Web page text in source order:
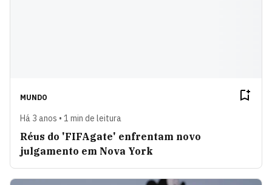
MUNDO
Há 3 anos • 1 min de leitura
Réus do 'FIFAgate' enfrentam novo
julgamento em Nova York